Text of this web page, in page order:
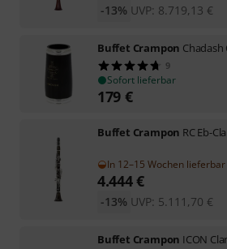
UVP: 8.719,13 €
-13%
Buffet Crampon
9
Sofort lieferbar
179 €
Buffet Crampon RC Eb-
In 12–15 Wochen lieferbar
4.444€
UVP: 5.111,70 €
-13%
Buffet Crampon ICON